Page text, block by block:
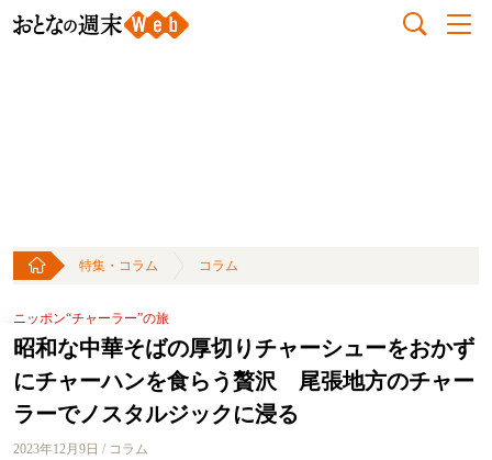
特集・コラム コラム
ニッポン“チャーラー”の旅
昭和な中華そばの厚切りチャーシューをおかず
にチャーハンを食らう贅沢 尾張地方のチャー
ラーでノスタルジックに浸る
2023年12月9日 / コラム